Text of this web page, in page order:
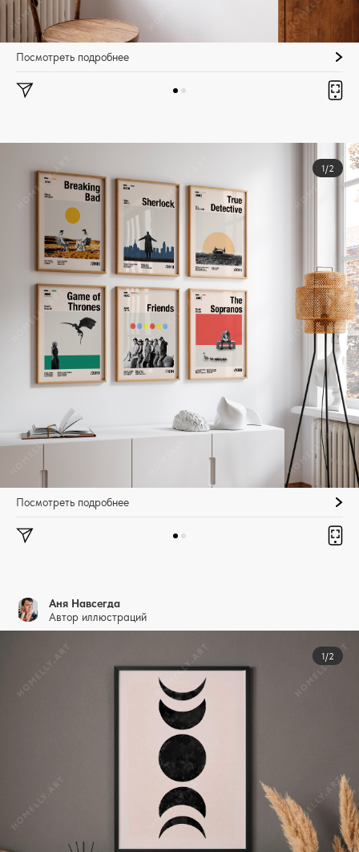
Посмотреть подробнее
1/2
Посмотреть подробнее
Аня Навсегда
Автор иллюстраций
1/2